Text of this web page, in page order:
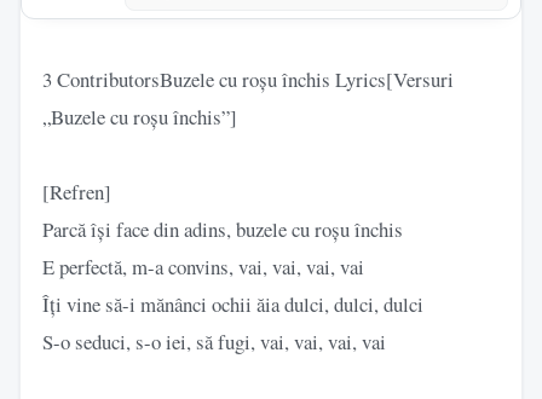
3 ContributorsBuzele cu roșu închis Lyrics[Versuri
„Buzele cu roșu închis”]
[Refren]
Parcă își face din adins, buzele cu roșu închis
E perfectă, m-a convins, vai, vai, vai, vai
Îți vine să-i mănânci ochii ăia dulci, dulci, dulci
S-o seduci, s-o iei, să fugi, vai, vai, vai, vai